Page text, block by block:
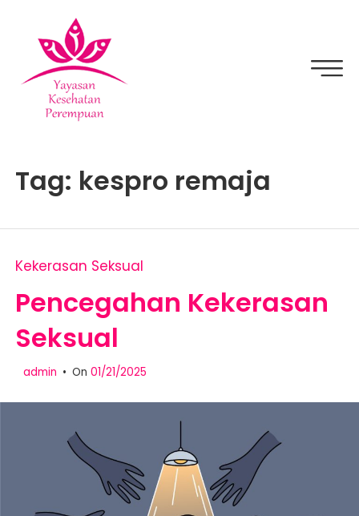
content
YKPPEDIA
Tag: kespro remaja
Kekerasan Seksual
Pencegahan Kekerasan
Seksual
admin On 01/21/2025